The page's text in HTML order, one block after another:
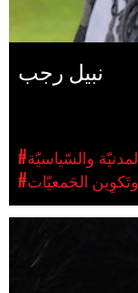
نبيل رجب
والسّياسيّة
الجَمعيّات